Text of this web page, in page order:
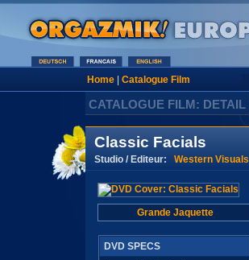
Home| Catalogue Film
CATALOGUE FILM: DETAIL
Classic Facials
Studio / Editeur: Western Visuals
Grande Jaquette
DVD SPECS